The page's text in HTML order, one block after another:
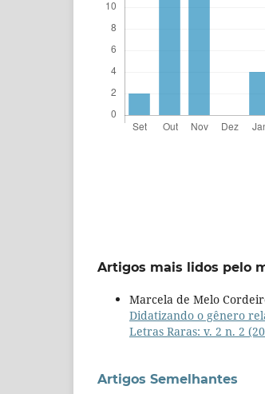
Artigos mais lidos pelo
Marcela de Melo
Didatizando o gênero
Letras Raras: v. 2 n. 2
Artigos Semelhantes